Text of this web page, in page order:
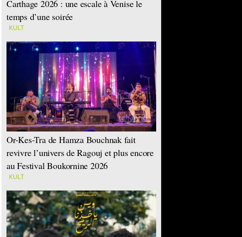
Carthage 2026 : une escale à Venise le
temps d’une soirée
KULT
Or-Kes-Tra de Hamza Bouchnak fait
revivre l’univers de Ragouj et plus encore
au Festival Boukornine 2026
KULT